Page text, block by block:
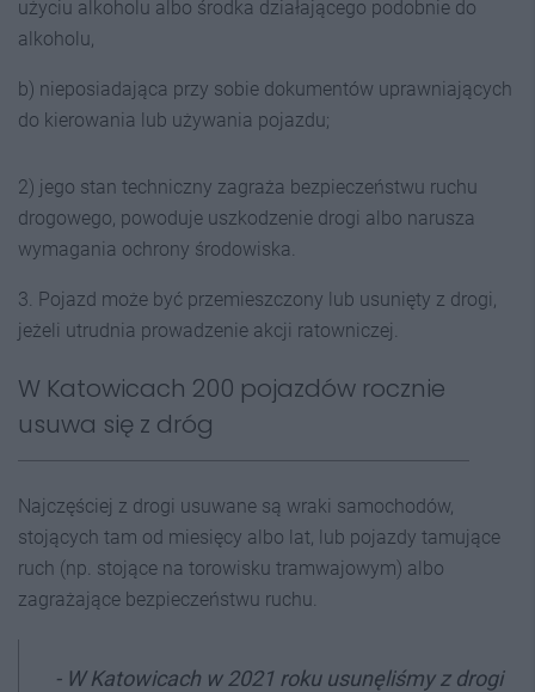
użyciu alkoholu albo środka działającego podobnie do
alkoholu,
b) nieposiadająca przy sobie dokumentów uprawniających
do kierowania lub używania pojazdu;
2) jego stan techniczny zagraża bezpieczeństwu ruchu
drogowego, powoduje uszkodzenie drogi albo narusza
wymagania ochrony środowiska.
3. Pojazd może być przemieszczony lub usunięty z drogi,
jeżeli utrudnia prowadzenie akcji ratowniczej.
W Katowicach 200 pojazdów rocznie
usuwa się z dróg
Najczęściej z drogi usuwane są wraki samochodów,
stojących tam od miesięcy albo lat, lub pojazdy tamujące
ruch (np. stojące na torowisku tramwajowym) albo
zagrażające bezpieczeństwu ruchu.
- W Katowicach w 2021 roku usunęliśmy z drogi